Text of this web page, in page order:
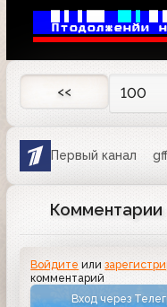
Птодолженйи
<< 100
Первый канал
Комментарии
Войдите или
комментарий
Вход через